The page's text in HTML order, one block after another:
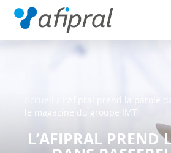
L’Afipral prend la parole
le magazine du groupe IMT
L’AFIPRAL PREND